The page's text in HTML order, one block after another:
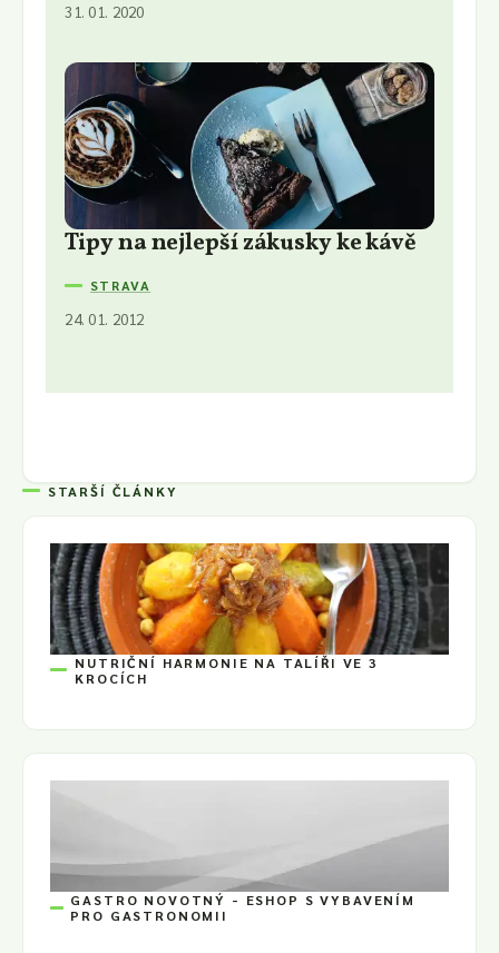
31. 01. 2020
Tipy na nejlepší zákusky ke kávě
STRAVA
24. 01. 2012
STARŠÍ ČLÁNKY
NUTRIČNÍ HARMONIE NA TALÍŘI VE 3
KROCÍCH
GASTRO NOVOTNÝ - ESHOP S VYBAVENÍM
PRO GASTRONOMII